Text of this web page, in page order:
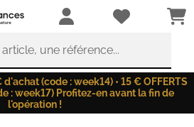
une référence...
(code : week14) • 15 € OFFERTS
: week17) Profitez-en avant la fin de
l'opération !